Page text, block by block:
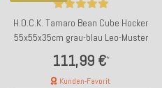
H.O.C.K. Tamaro Bean Cube Hocker
55x55x35cm grau-blau Leo-Muster
111,99 €*
Kunden-Favorit